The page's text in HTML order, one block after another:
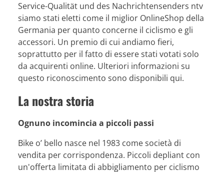
Service-Qualität und des Nachrichtensenders ntv
siamo stati eletti come il miglior OnlineShop della
Germania per quanto concerne il ciclismo e gli
accessori. Un premio di cui andiamo fieri,
soprattutto per il fatto di essere stati votati solo
da acquirenti online. Ulteriori informazioni su
questo riconoscimento sono disponibili qui.
La nostra storia
Ognuno incomincia a piccoli passi
Bike o’ bello nasce nel 1983 come società di
vendita per corrispondenza. Piccoli depliant con
un'offerta limitata di abbigliamento per ciclismo